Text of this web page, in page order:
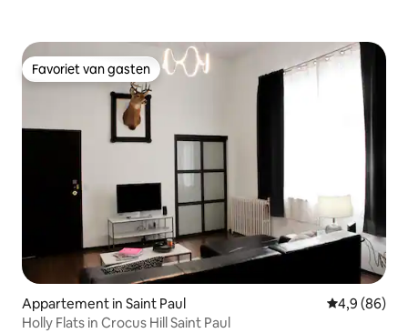
Favoriet van gasten
Favoriet van gasten
Appartement in Saint Paul Gemiddelde
4,9 (86)
Holly Flats in Crocus Hill Saint Paul